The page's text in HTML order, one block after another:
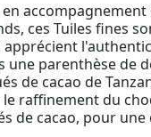
accompagnement
ces Tuiles fines
une parenthèse de
de cacao de
raffinement du
de cacao, pour une